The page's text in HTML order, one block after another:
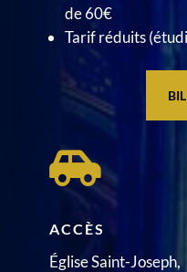
de 60€
Tarif réduits

ACCÈS
Église Saint-Joseph​,